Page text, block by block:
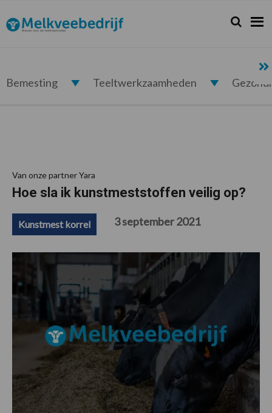
de
hoofdnavigatie
de
hoofd
de
eerste
de
voettekst
Melkveebedrijf.nl Zoeken...
Zoek
Bemesting Teeltwerkzaamheden
Van onze partner Yara
Hoe sla ik kunstmeststoffen veilig op?
Kunstmest korrel 3 september 2021